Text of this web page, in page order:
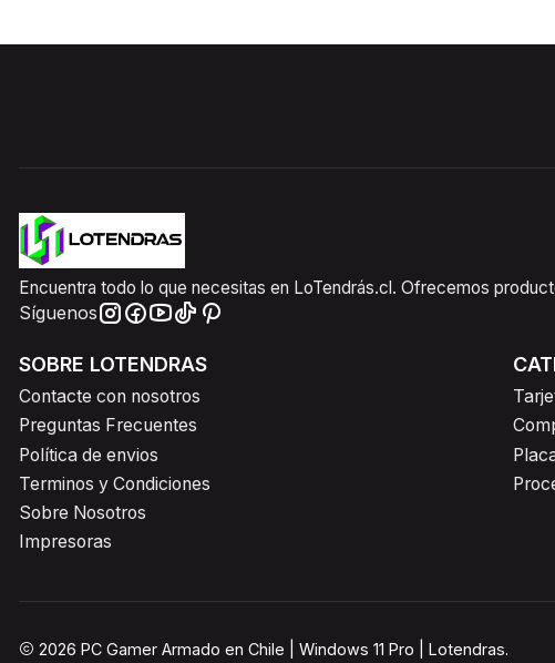
Encuentra todo lo que necesitas en LoTendrás.cl. Ofrecemos
Síguenos
SOBRE LOTENDRAS
Contacte con nosotros
Preguntas Frecuentes
Política de envios
Terminos y Condiciones
Sobre Nosotros
Impresoras
2026 PC Gamer Armado en Chile | Windows 11 Pro | Lotendras.